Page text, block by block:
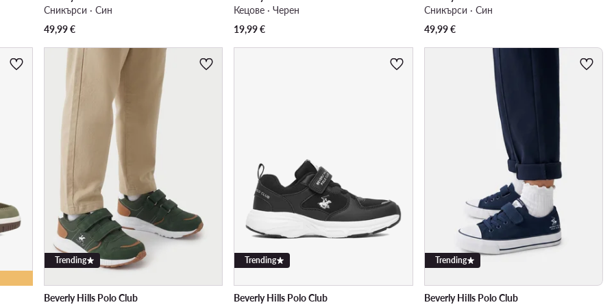
Сникърси · Син
49,99€
Кецове · Черен
19,99€
Сникърси · Син
49,99€
Trending
Beverly Hills Polo Club
Trending
Beverly Hills Polo Club
Trending
Beverly Hills Polo Club